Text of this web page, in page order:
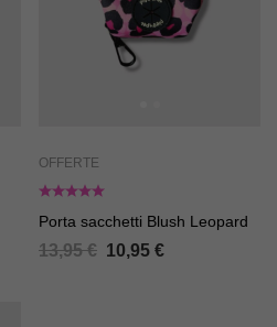
OFFERTE
Porta sacchetti Blush Leopard
13,95€ 10,95 €